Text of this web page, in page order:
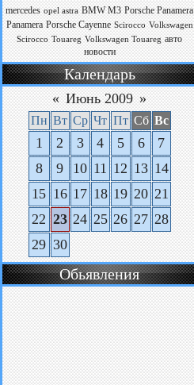
mercedes opel astra BMW M3 Porsche Panamera
Panamera Porsche Cayenne Scirocco Volkswagen
Scirocco Touareg Volkswagen Touareg авто
новости
Календарь
« Июнь 2009 »
Пн Вт Ср Чт Пт Сб Вс
1 2 3 4 5 6
7
8
9 10 11 12 13 14
15 16 17 18 19 20 21
22 23 24 25 26 27 28
29 30
Обьявления